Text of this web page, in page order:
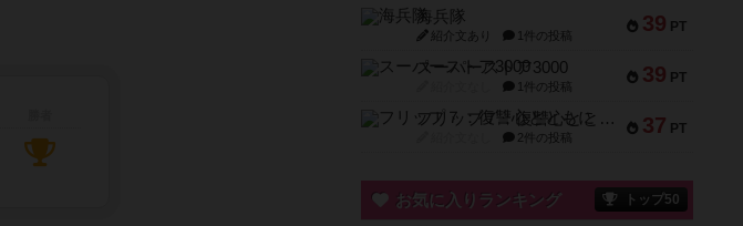
39 PT
海兵隊
紹介文あり 1件の投稿
39 PT
スーパーストア3000
1件の投稿
37 PT
フリップ７：復讐心とともに
2件の投稿
お気に入りランキング トップ50